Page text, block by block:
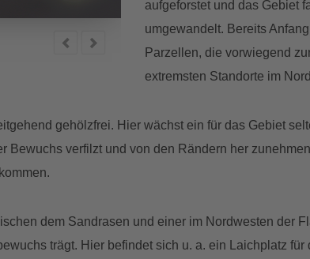
© Thomas Zuna-Kratky
aufgeforstet und das Gebiet
umgewandelt. Bereits
Parzellen, die vorwiegend
extremsten Standorte im
gehölzfrei. Hier wächst ein für das Gebiet
Bewuchs verfilzt und von den Rändern her
dem Sandrasen und einer im Nordwesten der
trägt. Hier befindet sich u. a. ein Laichplatz